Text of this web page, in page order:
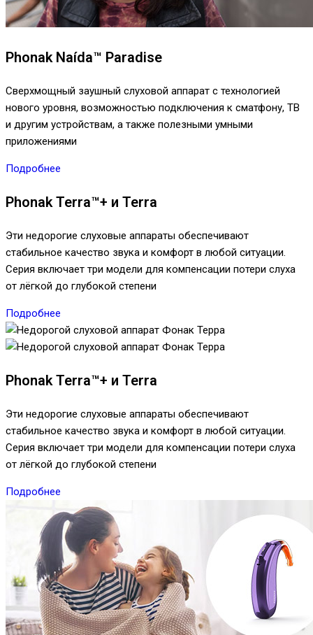
Phonak Naída™ Paradise
Сверхмощный заушный слуховой аппарат с технологией
нового уровня, возможностью подключения к сматфону, ТВ
и другим устройствам, а также полезными умными
приложениями
Подробнее
Phonak Terra™+ и Terra
Эти недорогие слуховые аппараты обеспечивают
стабильное качество звука и комфорт в любой ситуации.
Серия включает три модели для компенсации потери слуха
от лёгкой до глубокой степени
Подробнее
Phonak Terra™+ и Terra
Эти недорогие слуховые аппараты обеспечивают
стабильное качество звука и комфорт в любой ситуации.
Серия включает три модели для компенсации потери слуха
от лёгкой до глубокой степени
Подробнее